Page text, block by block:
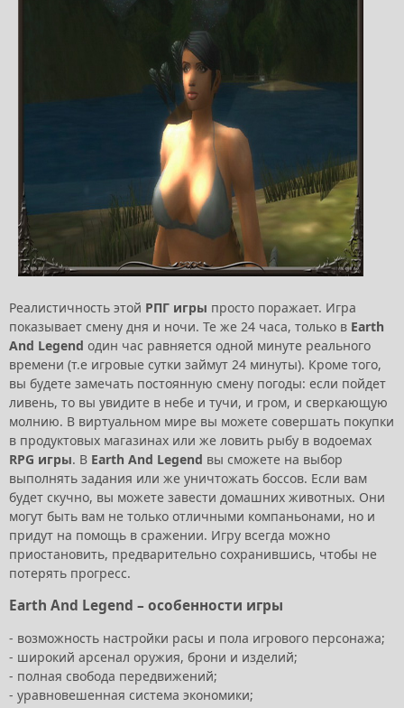
Реалистичность этой РПГ игры просто поражает. Игра
показывает смену дня и ночи. Те же 24 часа, только в Earth
And Legend один час равняется одной минуте реального
времени (т.е игровые сутки займут 24 минуты). Кроме того,
вы будете замечать постоянную смену погоды: если пойдет
ливень, то вы увидите в небе и тучи, и гром, и сверкающую
молнию. В виртуальном мире вы можете совершать покупки
в продуктовых магазинах или же ловить рыбу в водоемах
RPG игры. В Earth And Legend вы сможете на выбор
выполнять задания или же уничтожать боссов. Если вам
будет скучно, вы можете завести домашних животных. Они
могут быть вам не только отличными компаньонами, но и
придут на помощь в сражении. Игру всегда можно
приостановить, предварительно сохранившись, чтобы не
потерять прогресс.
Earth And Legend – особенности игры
- возможность настройки расы и пола игрового персонажа;
- широкий арсенал оружия, брони и изделий;
- полная свобода передвижений;
- уравновешенная система экономики;